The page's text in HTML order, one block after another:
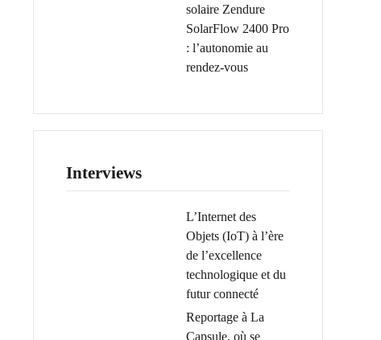
solaire Zendure
SolarFlow 2400 Pro
: l’autonomie au
rendez-vous
Interviews
L’Internet des
Objets (IoT) à l’ère
de l’excellence
technologique et du
futur connecté
Reportage à La
Capsule, où se